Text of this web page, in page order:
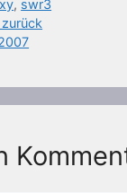
, swr3